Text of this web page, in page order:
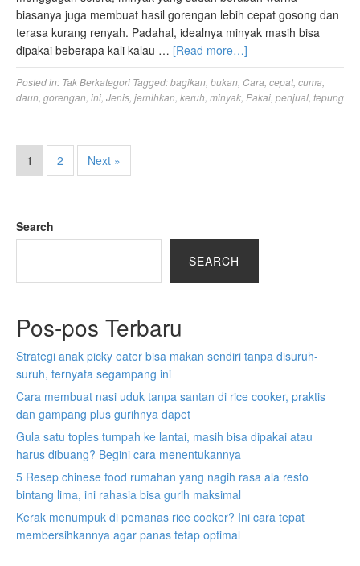
biasanya juga membuat hasil gorengan lebih cepat gosong dan
terasa kurang renyah. Padahal, idealnya minyak masih bisa
dipakai beberapa kali kalau … [Read more…]
Posted in: Tak Berkategori Tagged:bagikan bukan Cara cepat, cuma
daun gorengan ini Jenis jernihkan keruh minyak Pakai penjual tepung
1 2 Next »
Search
SEARCH
Pos-pos Terbaru
Strategi anak picky eater bisa makan sendiri tanpa disuruh-
suruh, ternyata segampang ini
Cara membuat nasi uduk tanpa santan di rice cooker, praktis
dan gampang plus gurihnya dapet
Gula satu toples tumpah ke lantai, masih bisa dipakai atau
harus dibuang? Begini cara menentukannya
5 Resep chinese food rumahan yang nagih rasa ala resto
bintang lima, ini rahasia bisa gurih maksimal
Kerak menumpuk di pemanas rice cooker? Ini cara tepat
membersihkannya agar panas tetap optimal